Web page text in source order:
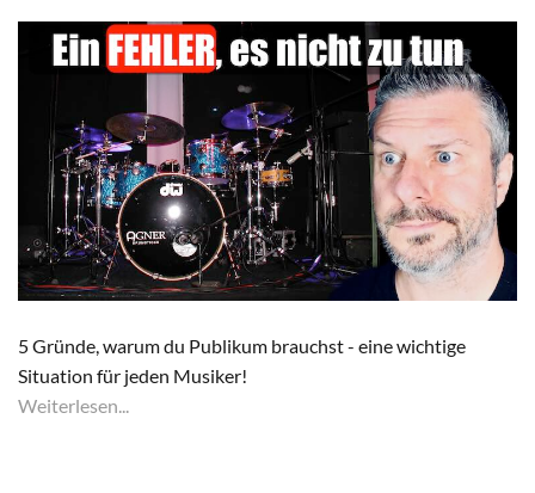
5 Gründe, warum du Publikum brauchst - eine wichtige
Situation für jeden Musiker!
Weiterlesen...